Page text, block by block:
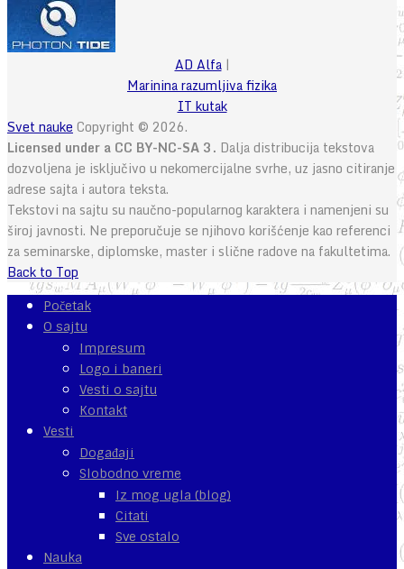
AD Alfa|
Marinina razumljiva fizika
IT kutak
Svet nauke Copyright © 2026.
Licensed under a CC BY-NC-SA 3. Dalja distribucija tekstova
dozvoljena je isključivo u nekomercijalne svrhe, uz jasno citiranje
adrese sajta i autora teksta.
Tekstovi na sajtu su naučno-popularnog karaktera i namenjeni su
široj javnosti. Ne preporučuje se njihovo korišćenje kao referenci
za seminarske, diplomske, master i slične radove na fakultetima.
Back to Top
Početak
O sajtu
Impresum
Logo i baneri
Vesti o sajtu
Kontakt
Vesti
Događaji
Slobodno vreme
Iz mog ugla (blog)
Citati
Sve ostalo
Nauka